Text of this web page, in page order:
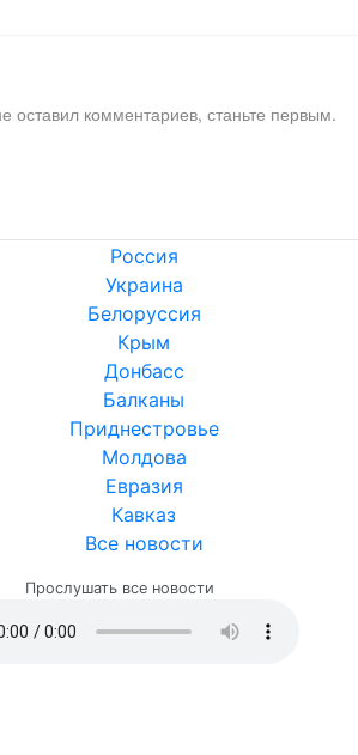
оставил комментариев, станьте первым.
Россия
Украина
Белоруссия
Крым
Донбасс
Балканы
Приднестровье
Молдова
Евразия
Кавказ
Все новости
Прослушать все новости